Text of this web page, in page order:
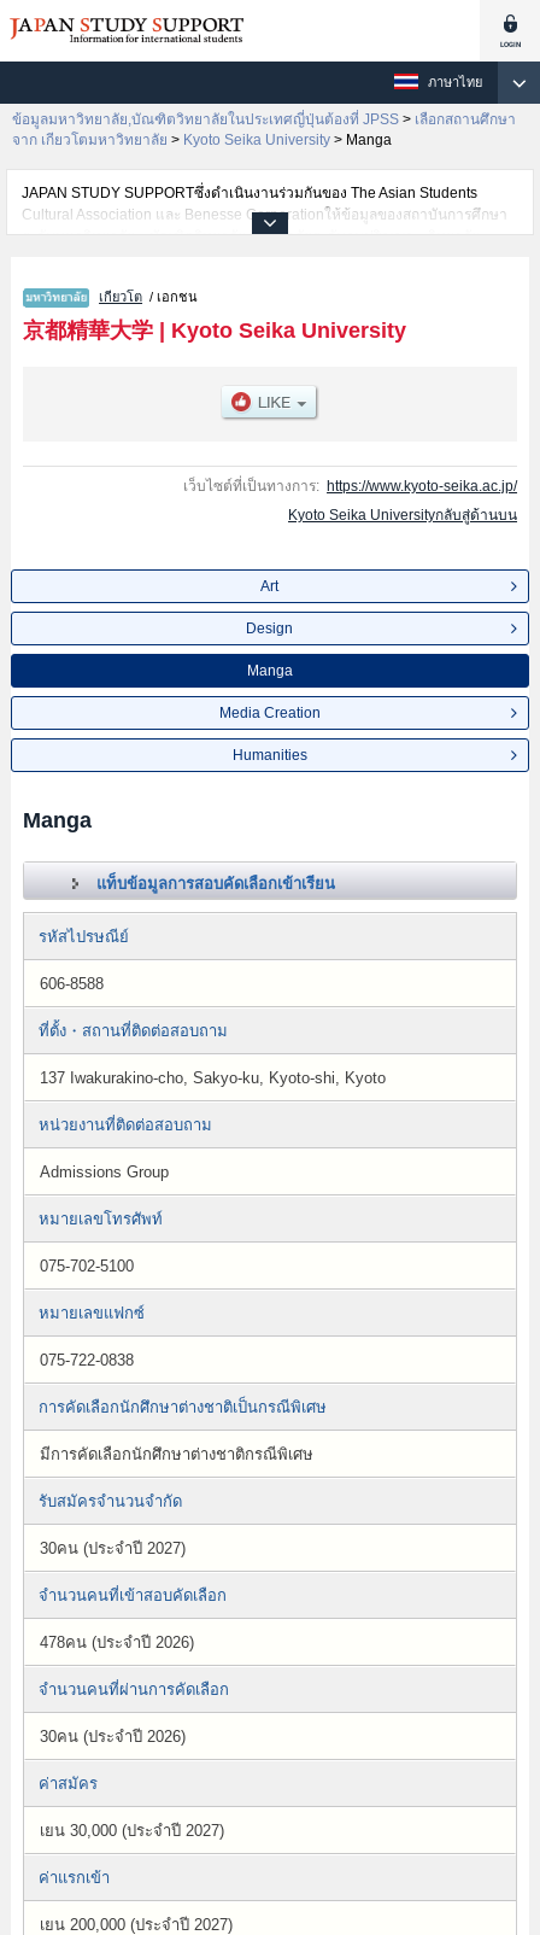
ภาษาไทย
ข้อมูลมหาวิทยาลัย,บัณฑิตวิทยาลัยในประเทศญี่ปุ่นต้องที่ JPSS > เลือกสถานศึกษา
จาก เกียวโตมหาวิทยาลัย > Kyoto Seika University > Manga
JAPAN STUDY SUPPORTซึ่งดำเนินงานร่วมกันของ The Asian Students
Cultural Association และ Benesse Corporationให้ข้อมูลของสถาบันการศึกษา
ระดับมหาวิทยาลัย・บัณฑิตวิทยาลัย・วิทยาลัยระดับอนุปริญญา・วิทยาลัย
ต่างชาติเช่นข้อมูลของแต่ละคณะ,ข้อมูลการสอบคัดเลือกเข้าศึกษาเช่นจำนวนคน
ที่รับสมัครหรือจำนวนคนที่ผ่านการสอบคัดเลือกเป็นต้น,แนะนำสถานที่,การเดิน
ทางเป็นต้นไว้ด้วยดังนั้นขอเชิญใช้บริการค้นหาข้อมูลตามอัธยาศัย
เกียวโต / เอกชน
京都精華大学| Kyoto Seika University
เว็บไซต์ที่เป็นทางการ: https://www.kyoto-seika.ac.jp/
Kyoto Seika Universityกลับสู่ด้านบน
Art
Design
Manga
Media Creation
Humanities
Manga
แท็บข้อมูลการสอบคัดเลือกเข้าเรียน
รหัสไปรษณีย์
606-8588
ที่ตั้ง・สถานที่ติดต่อสอบถาม
137 Iwakurakino-cho, Sakyo-ku, Kyoto-shi, Kyoto
หน่วยงานที่ติดต่อสอบถาม
Admissions Group
หมายเลขโทรศัพท์
075-702-5100
หมายเลขแฟกซ์
075-722-0838
การคัดเลือกนักศึกษาต่างชาติเป็นกรณีพิเศษ
มีการคัดเลือกนักศึกษาต่างชาติกรณีพิเศษ
รับสมัครจำนวนจำกัด
30คน (ประจำปี 2027)
จำนวนคนที่เข้าสอบคัดเลือก
478คน (ประจำปี 2026)
จำนวนคนที่ผ่านการคัดเลือก
30คน (ประจำปี 2026)
ค่าสมัคร
เยน 30,000 (ประจำปี 2027)
ค่าแรกเข้า
เยน 200,000 (ประจำปี 2027)